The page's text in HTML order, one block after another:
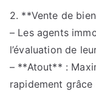
2. **Vente de
– Les agents
l’évaluation de
– **Atout** :
rapidement grâce